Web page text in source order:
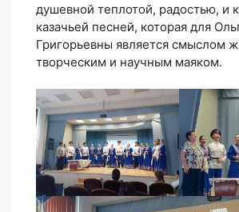
душевной теплотой, радостью, и
казачьей песней, которая для
Григорьевны является смыслом
творческим и научным маяком.